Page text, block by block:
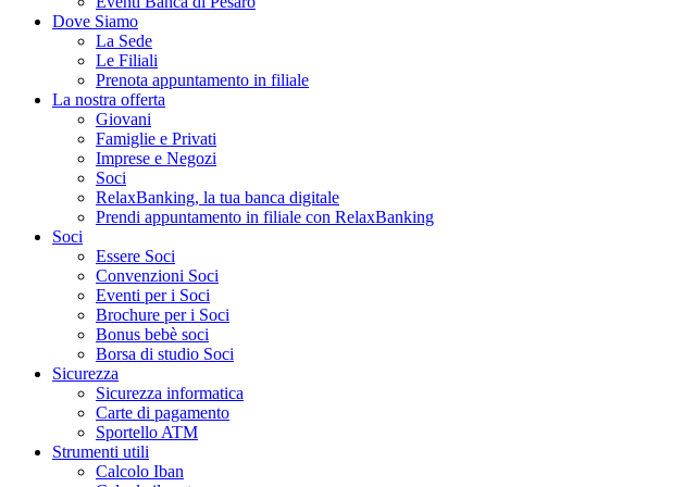
Dove Siamo
La Sede
Le Filiali
Prenota appuntamento in filiale
La nostra offerta
Giovani
Famiglie e Privati
Imprese e Negozi
Soci
RelaxBanking, la tua banca digitale
Prendi appuntamento in filiale con RelaxBanking
Soci
Essere Soci
Convenzioni Soci
Eventi per i Soci
Brochure per i Soci
Bonus bebè soci
Borsa di studio Soci
Sicurezza
Sicurezza informatica
Carte di pagamento
Sportello ATM
Strumenti utili
Calcolo Iban